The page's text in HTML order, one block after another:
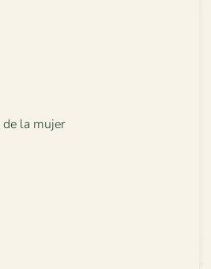
de la mujer